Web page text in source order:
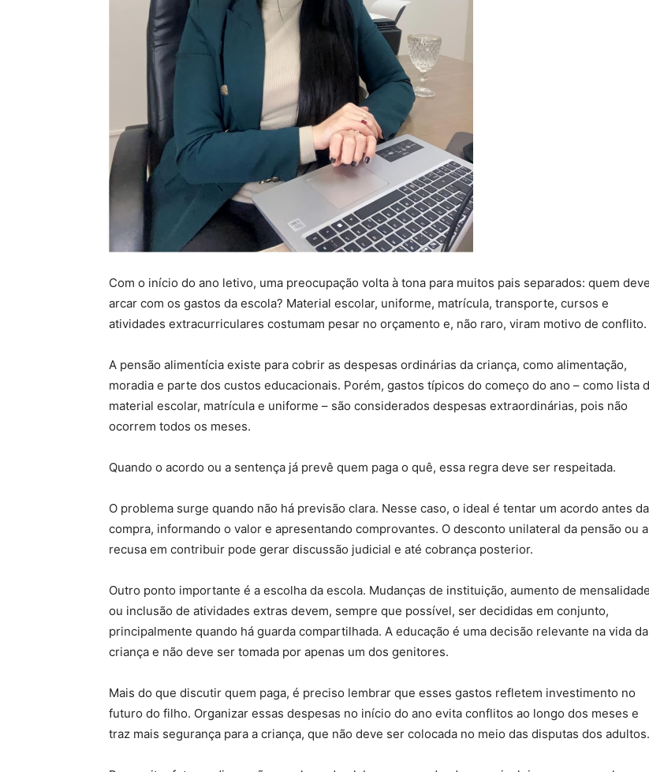
Com o início do ano letivo, uma preocupação volta à tona para muitos pais separados: quem deve
arcar com os gastos da escola? Material escolar, uniforme, matrícula, transporte, cursos e
atividades extracurriculares costumam pesar no orçamento e, não raro, viram motivo de conflito.
A pensão alimentícia existe para cobrir as despesas ordinárias da criança, como alimentação,
moradia e parte dos custos educacionais. Porém, gastos típicos do começo do ano – como lista
material escolar, matrícula e uniforme – são considerados despesas extraordinárias, pois não
ocorrem todos os meses.
Quando o acordo ou a sentença já prevê quem paga o quê, essa regra deve ser respeitada.
O problema surge quando não há previsão clara. Nesse caso, o ideal é tentar um acordo antes da
compra, informando o valor e apresentando comprovantes. O desconto unilateral da pensão ou a
recusa em contribuir pode gerar discussão judicial e até cobrança posterior.
Outro ponto importante é a escolha da escola. Mudanças de instituição, aumento de mensalidade
ou inclusão de atividades extras devem, sempre que possível, ser decididas em conjunto,
principalmente quando há guarda compartilhada. A educação é uma decisão relevante na vida da
criança e não deve ser tomada por apenas um dos genitores.
Mais do que discutir quem paga, é preciso lembrar que esses gastos refletem investimento no
futuro do filho. Organizar essas despesas no início do ano evita conflitos ao longo dos meses e
traz mais segurança para a criança, que não deve ser colocada no meio das disputas dos adultos.